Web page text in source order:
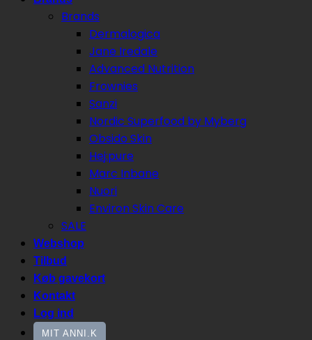
Brands
Dermalogica
Jane Iredale
Advanced Nutrition
Frownies
Sanzi
Nordic Superfood by Myberg
Obsido Skin
Hej:pure
Marc Inbane
Nuori
Environ Skin Care
SALE
Webshop
Tilbud
Køb gavekort
Kontakt
Log ind
MIT ANNI.K